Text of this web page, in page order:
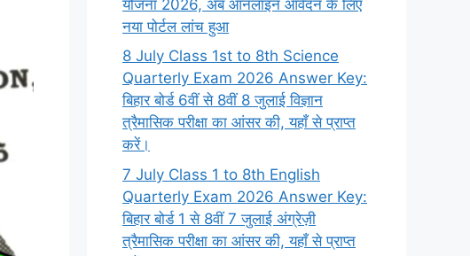
योजना 2026, अब ऑनलाइन आवेदन के लिए
नया पोर्टल लांच हुआ
8 July Class 1st to 8th Science
Quarterly Exam 2026 Answer Key:
बिहार बोर्ड 6वीं से 8वीं 8 जुलाई विज्ञान
त्रैमासिक परीक्षा का आंसर की, यहाँ से प्राप्त
करें।
7 July Class 1 to 8th English
Quarterly Exam 2026 Answer Key:
बिहार बोर्ड 1 से 8वीं 7 जुलाई अंग्रेज़ी
त्रैमासिक परीक्षा का आंसर की, यहाँ से प्राप्त